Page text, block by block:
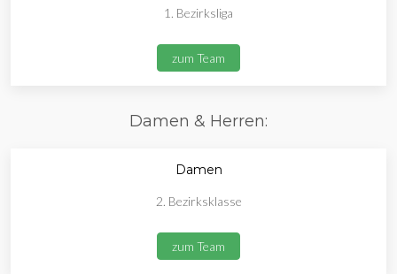
1. Bezirksliga
zum Team
Damen & Herren:
Damen
2. Bezirksklasse
zum Team